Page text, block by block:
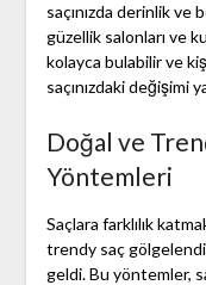
saçınızda derinlik ve
güzellik salonları ve
kolayca bulabilir ve
saçınızdaki değişimi
Doğal ve
Yöntemleri
Saçlara farklılık
trendy saç
geldi. Bu yöntemler,